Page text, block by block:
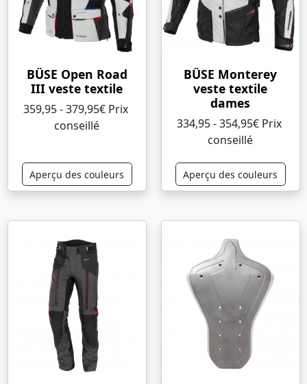
BÜSE Open Road
III veste textile
359,95 - 379,95€ Prix ​​
conseillé
Aperçu des couleurs
BÜSE Monterey
veste textile
dames
334,95 - 354,95€ Prix ​​
conseillé
Aperçu des couleurs